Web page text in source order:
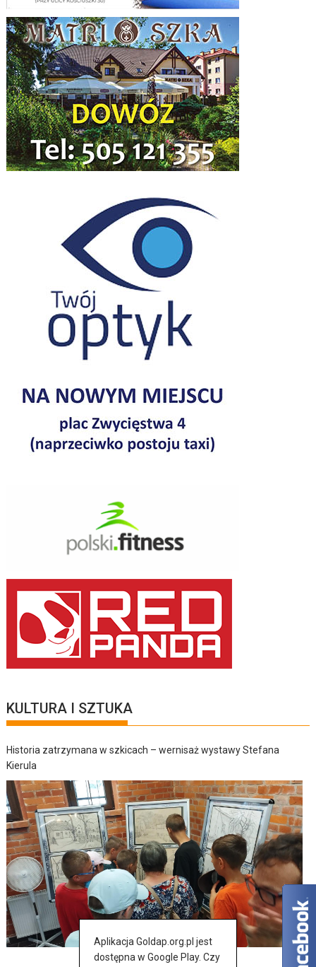
KULTURA I SZTUKA
Historia zatrzymana w szkicach – wernisaż wystawy Stefana
Kierula
Aplikacja Goldap.org.pl jest
dostępna w Google Play. Czy